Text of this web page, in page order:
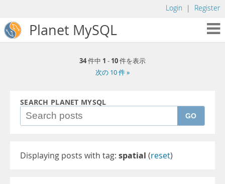
Login | Register
Planet MySQL
34件中 1 - 10件を表示
次の 10 件 »
SEARCH PLANET MYSQL
GO
Displaying posts with tag: spatial (reset)